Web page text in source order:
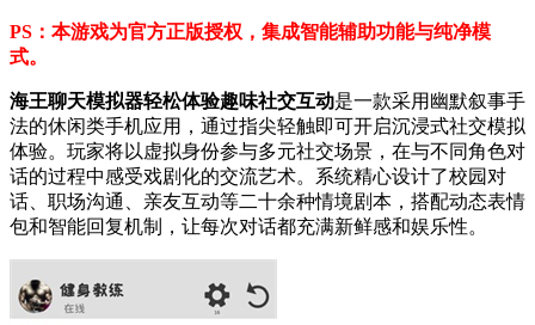
PS：本游戏为官方正版授权，集成智能辅助功能与纯净模
式。
海王聊天模拟器轻松体验趣味社交互动是一款采用幽默叙事手
法的休闲类手机应用，通过指尖轻触即可开启沉浸式社交模拟
体验。玩家将以虚拟身份参与多元社交场景，在与不同角色对
话的过程中感受戏剧化的交流艺术。系统精心设计了校园对
话、职场沟通、亲友互动等二十余种情境剧本，搭配动态表情
包和智能回复机制，让每次对话都充满新鲜感和娱乐性。